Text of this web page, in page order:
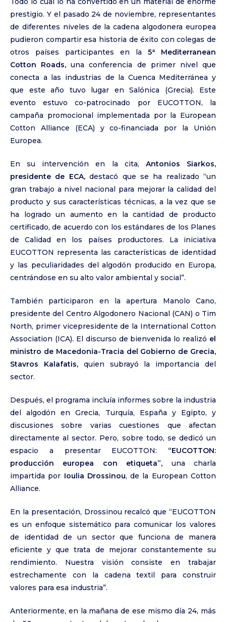
prestigio. Y el pasado 24 de noviembre, representantes
de diferentes niveles de la cadena algodonera europea
pudieron compartir esa historia de éxito con colegas de
otros países participantes en la 5ª Mediterranean
Cotton Roads, una conferencia de primer nivel que
conecta a las industrias de la Cuenca Mediterránea y
que este año tuvo lugar en Salónica (Grecia). Este
evento estuvo co-patrocinado por EUCOTTON, la
campaña promocional implementada por la European
Cotton Alliance (ECA) y co-financiada por la Unión
Europea.
En su intervención en la cita, Antonios Siarkos,
presidente de ECA,destacó que se ha realizado “un
gran trabajo a nivel nacional para mejorar la calidad del
producto y sus características técnicas, a la vez que se
ha logrado un aumento en la cantidad de producto
certificado, de acuerdo con los estándares de los Planes
de Calidad en los países productores. La iniciativa
EUCOTTON representa las características de identidad
y las peculiaridades del algodón producido en Europa,
centrándose en su alto valor ambiental y social”.
También participaron en la apertura Manolo Cano,
presidente del Centro Algodonero Nacional (CAN) o Tim
North, primer vicepresidente de la International Cotton
Association (ICA). El discurso de bienvenida lo realizó el
ministro de Macedonia-Tracia del Gobierno de Grecia,
Stavros Kalafatis, quien subrayó la importancia del
sector.
Después, el programa incluía informes sobre la industria
del algodón en Grecia, Turquía, España y Egipto, y
discusiones sobre varias cuestiones que afectan
directamente al sector. Pero, sobre todo, se dedicó un
espacio a presentar EUCOTTON: “EUCOTTON:
producción europea con etiqueta”, una charla
impartida por Ioulia Drossinou, de la European Cotton
Alliance.
En la presentación, Drossinou recalcó que “EUCOTTON
es un enfoque sistemático para comunicar los valores
de identidad de un sector que funciona de manera
eficiente y que trata de mejorar constantemente su
rendimiento. Nuestra visión consiste en trabajar
estrechamente con la cadena textil para construir
valores para esa industria”.
Anteriormente, en la mañana de ese mismo día 24, más